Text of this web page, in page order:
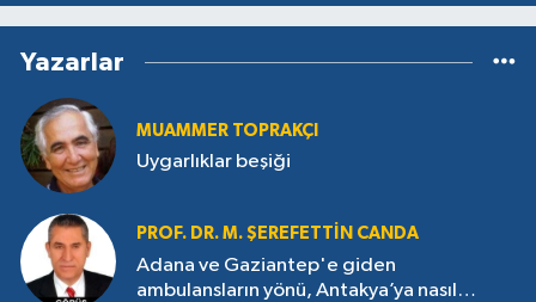
Yazarlar
MUAMMER TOPRAKÇI
Uygarlıklar beşiği
PROF. DR. M. ŞEREFETTIN CANDA
Adana ve Gaziantep'e giden
ambulansların yönü, Antakya’ya nasıl